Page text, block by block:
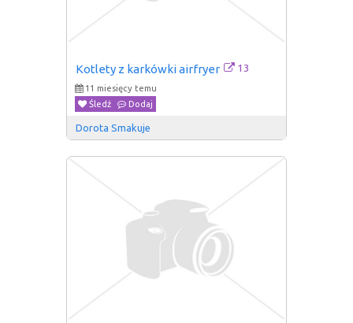
Kotlety z karkówki airfryer 13
11 miesięcy temu
Śledź
Dodaj
Dorota Smakuje